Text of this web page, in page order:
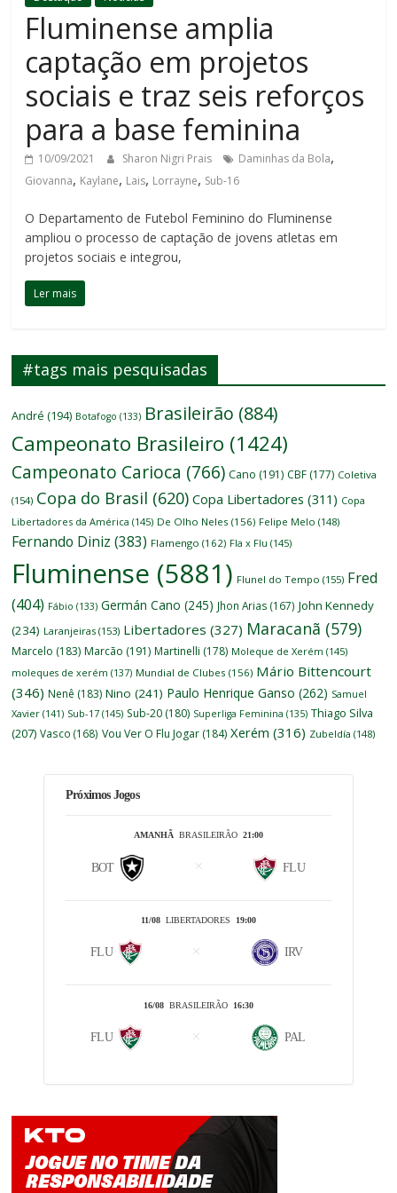
Fluminense amplia
captação em projetos
sociais e traz seis reforços
para a base feminina
10/09/2021 Sharon Nigri Prais Daminhas da Bola,
Giovanna, Kaylane, Lais, Lorrayne, Sub-16
O Departamento de Futebol Feminino do Fluminense
ampliou o processo de captação de jovens atletas em
projetos sociais e integrou,
Ler mais
#tags mais pesquisadas
André (194) Botafogo (133) Brasileirão (884)
Campeonato Brasileiro (1424)
Campeonato Carioca (766) Cano (191) CBF (177) Coletiva
(154) Copa do Brasil (620) Copa Libertadores (311) Copa
Libertadores da América (145) De Olho Neles (156) Felipe Melo (148)
Fernando Diniz (383) Flamengo (162) Fla x Flu (145)
Fluminense (5881) Flunel do Tempo (155) Fred
(404) Fábio (133) Germán Cano (245) Jhon Arias (167) John Kennedy
(234) Laranjeiras (153) Libertadores (327) Maracanã (579)
Marcelo (183) Marcão (191) Martinelli (178) Moleque de Xerém (145)
moleques de xerém (137) Mundial de Clubes (156) Mário Bittencourt
(346) Nenê (183) Nino (241) Paulo Henrique Ganso (262) Samuel
Xavier (141) Sub-17 (145) Sub-20 (180) Superliga Feminina (135) Thiago Silva
(207) Vasco (168) Vou Ver O Flu Jogar (184) Xerém (316) Zubeldía (148)
Próximos Jogos
AMANHÃBRASILEIRÃO 21:00
BOT FLU
11/08LIBERTADORES 19:00
FLU IRV
16/08BRASILEIRÃO 16:30
FLU PAL